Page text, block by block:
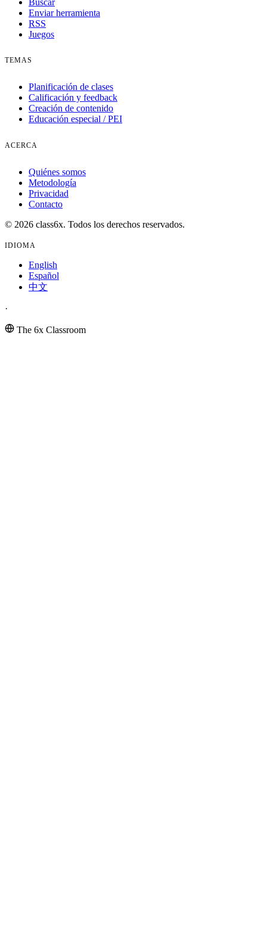
Enviar herramienta
RSS
Juegos
TEMAS
Planificación de clases
Calificación y feedback
Creación de contenido
Educación especial / PEI
ACERCA
Quiénes somos
Metodología
Privacidad
Contacto
© 2026 class6x. Todos los derechos reservados.
IDIOMA
English
Español
中文
·
The 6x Classroom